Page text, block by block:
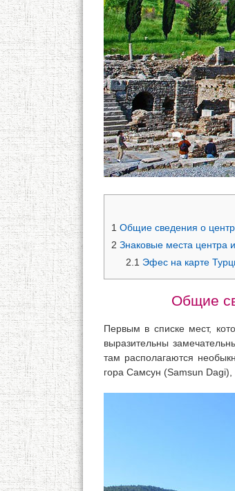
1 Общие сведения о
2 Знаковые места центра
2.1 Эфес на карте
Общие
Первым в списке мест,
выразительны
там располагаются
гора Самсун (Samsun Dagi),